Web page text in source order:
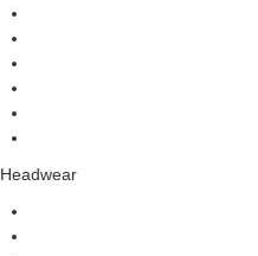
Headwear